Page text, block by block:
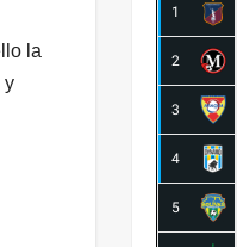
la
y
1
2
3
4
5